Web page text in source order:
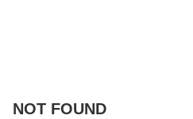
NOT FOUND